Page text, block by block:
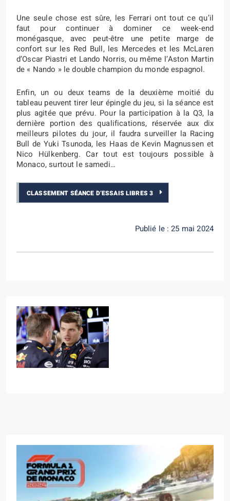
Une seule chose est sûre, les Ferrari ont tout ce qu’il
faut pour continuer à dominer ce week-end
monégasque, avec peut-être une petite marge de
confort sur les Red Bull, les Mercedes et les McLaren
d’Oscar Piastri et Lando Norris, ou même l’Aston Martin
de « Nando » le double champion du monde espagnol.
Enfin, un ou deux teams de la deuxième moitié du
tableau peuvent tirer leur épingle du jeu, si la séance est
plus agitée que prévu. Pour la participation à la Q3, la
dernière portion des qualifications, réservée aux dix
meilleurs pilotes du jour, il faudra surveiller la Racing
Bull de Yuki Tsunoda, les Haas de Kevin Magnussen et
Nico Hülkenberg. Car tout est toujours possible à
Monaco, surtout le samedi…
CLASSEMENT SÉANCE D’ESSAIS LIBRES 3
Publié le : 25 mai 2024